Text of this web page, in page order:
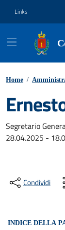
Links
Home /
Segretario
28.04.2025 -
Condividi
INDICE DELLA